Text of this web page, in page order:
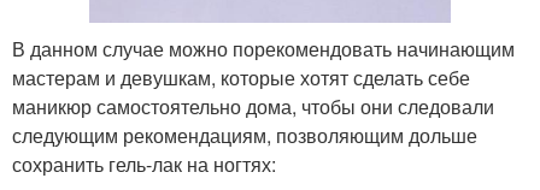
В данном случае можно порекомендовать начинающим
мастерам и девушкам, которые хотят сделать себе
маникюр самостоятельно дома, чтобы они следовали
следующим рекомендациям, позволяющим дольше
сохранить гель-лак на ногтях: